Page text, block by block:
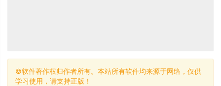
©软件著作权归作者所有。本站所有软件均来源于网络，仅供
学习使用，请支持正版！